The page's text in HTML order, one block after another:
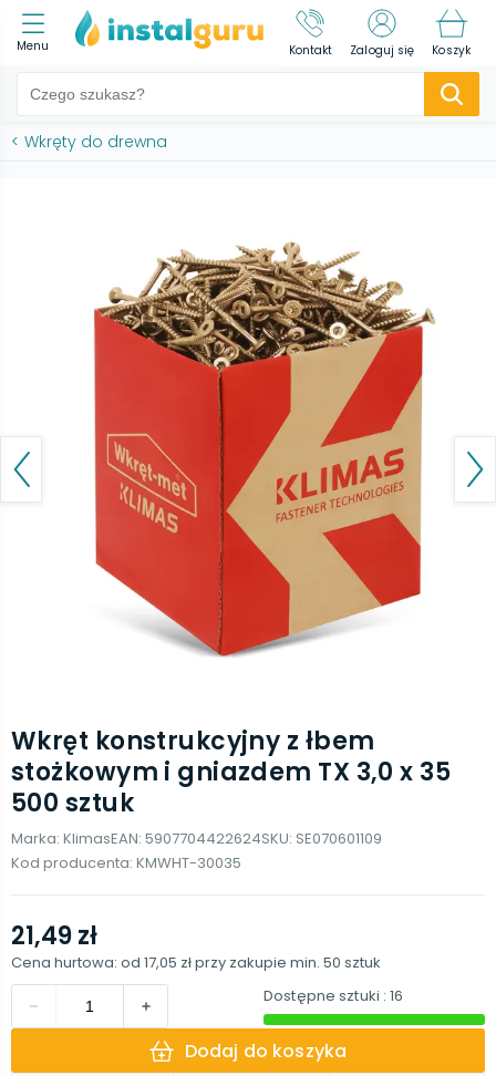
Menu Kontakt Zaloguj się Koszyk
< Wkręty do drewna
Wkręt konstrukcyjny z łbem
stożkowym i gniazdem TX 3,0 x 35
500 sztuk
Marka: KlimasEAN: 5907704422624SKU: SE070601109
Kod producenta: KMWHT-30035
21,49 zł
Cena hurtowa: od 17,05 złprzy zakupie min. 50 sztuk
Dostępne sztuki : 16
Dodaj do koszyka